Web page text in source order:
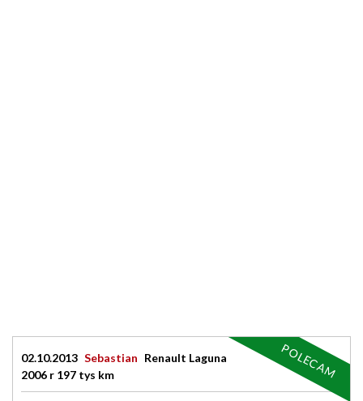
02.10.2013 Sebastian Renault Laguna
2006 r 197 tys km
POLECAM